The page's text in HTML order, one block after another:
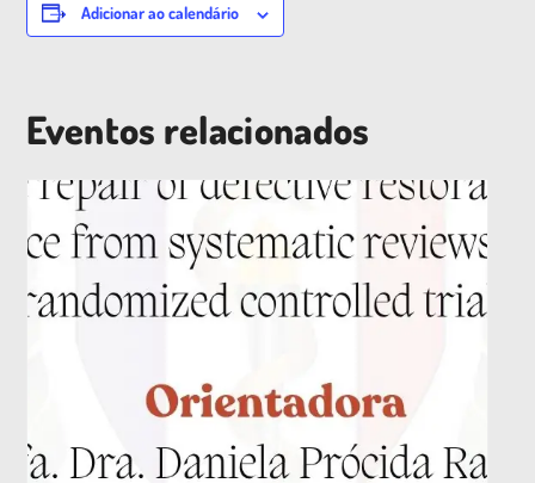
Adicionar ao calendário
Eventos relacionados